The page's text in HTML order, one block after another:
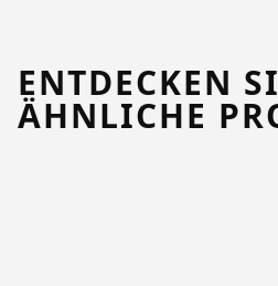
ENTDECKEN
ÄHNLICHE